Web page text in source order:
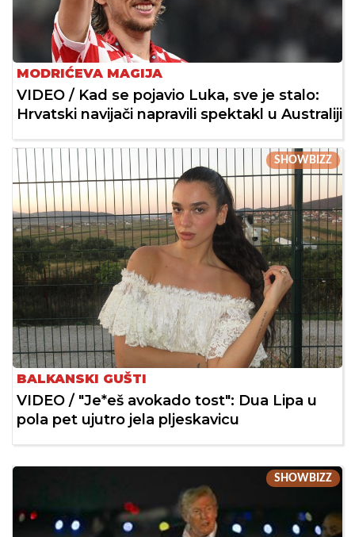
MODRIĆEVA MAGIJA
VIDEO / Kad se pojavio Luka, sve je stalo:
Hrvatski navijači napravili spektakl u Australiji
SHOWBIZZ
BALKANSKI GUŠTI
VIDEO / "Je*eš avokado tost": Dua Lipa u
pola pet ujutro jela pljeskavicu
SHOWBIZZ